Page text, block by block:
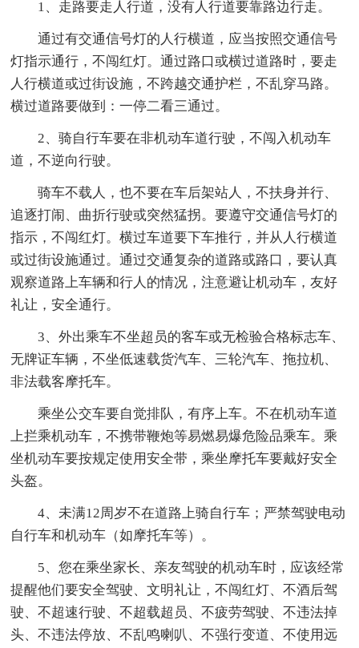
1、走路要走人行道，没有人行道要靠路边行走。
通过有交通信号灯的人行横道，应当按照交通信号
灯指示通行，不闯红灯。通过路口或横过道路时，要走
人行横道或过街设施，不跨越交通护栏，不乱穿马路。
横过道路要做到：一停二看三通过。
2、骑自行车要在非机动车道行驶，不闯入机动车
道，不逆向行驶。
骑车不载人，也不要在车后架站人，不扶身并行、
追逐打闹、曲折行驶或突然猛拐。要遵守交通信号灯的
指示，不闯红灯。横过车道要下车推行，并从人行横道
或过街设施通过。通过交通复杂的道路或路口，要认真
观察道路上车辆和行人的情况，注意避让机动车，友好
礼让，安全通行。
3、外出乘车不坐超员的客车或无检验合格标志车、
无牌证车辆，不坐低速载货汽车、三轮汽车、拖拉机、
非法载客摩托车。
乘坐公交车要自觉排队，有序上车。不在机动车道
上拦乘机动车，不携带鞭炮等易燃易爆危险品乘车。乘
坐机动车要按规定使用安全带，乘坐摩托车要戴好安全
头盔。
4、未满12周岁不在道路上骑自行车；严禁驾驶电动
自行车和机动车（如摩托车等）。
5、您在乘坐家长、亲友驾驶的机动车时，应该经常
提醒他们要安全驾驶、文明礼让，不闯红灯、不酒后驾
驶、不超速行驶、不超载超员、不疲劳驾驶、不违法掉
头、不违法停放、不乱鸣喇叭、不强行变道、不使用远